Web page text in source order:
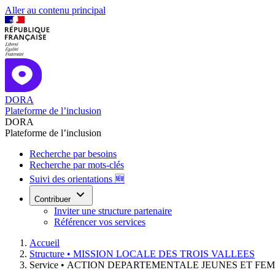
Aller au contenu principal
DORA
Plateforme de l’inclusion
DORA
Plateforme de l’inclusion
Recherche par besoins
Recherche par mots-clés
Suivi des orientations 🆕
Contribuer
Inviter une structure partenaire
Référencer vos services
Accueil
Structure • MISSION LOCALE DES TROIS VALLEES
Service • ACTION DEPARTEMENTALE JEUNES ET